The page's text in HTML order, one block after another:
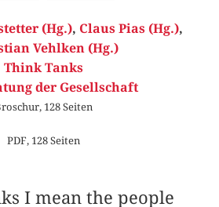
(Hg.), Claus Pias (Hg.),
Vehlken (Hg.)
Think Tanks
der Gesellschaft
128 Seiten
PDF, 128 Seiten
I mean the people